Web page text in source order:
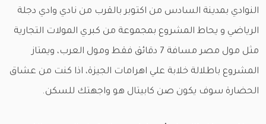
النوادي بمدينة السادس من اكتوبر بالقرب من نادي وادي دجلة
الرياضي و يحاط المشروع بمجموعة من كبري المولات التجارية
مثل مول مصر مسافة 7 دقائق فقط ومول العرب، ويمتاز
المشروع باطلالة خلابة علي اهرامات الجيزة، اذا كنت من عشاق
الحضارة سوف يكون صن كابيتال هو واجهتك للسكن.